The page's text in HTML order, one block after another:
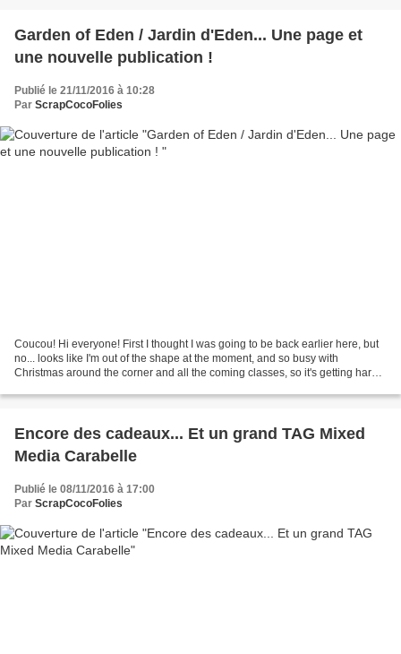
Garden of Eden / Jardin d'Eden... Une page et
une nouvelle publication !
Publié le 21/11/2016 à 10:28
Par ScrapCocoFolies
Coucou! Hi everyone! First I thought I was going to be back earlier here, but
no... looks like I'm out of the shape at the moment, and so busy with
Christmas around the corner and all the coming classes, so it's getting hard
Encore des cadeaux... Et un grand TAG Mixed
Media Carabelle
Publié le 08/11/2016 à 17:00
Par ScrapCocoFolies